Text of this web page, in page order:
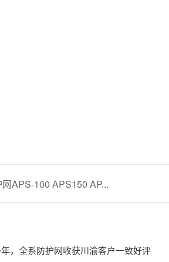
APS-100 APS150 AP...
，全系防护网收获川渝客户一致好评